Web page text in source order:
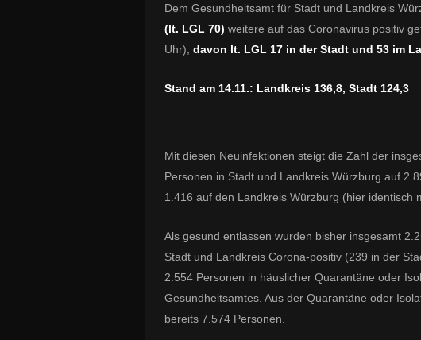
Dem Gesundheitsamt für Stadt und Landkreis
(lt. LGL 70) weitere auf das Coronavirus positiv
Uhr), davon lt. LGL 17 in der Stadt und 53 im
Stand am 14.11.: Landkreis 136,8, Stadt 124,3
Mit diesen Neuinfektionen steigt die Zahl der
Personen in Stadt und Landkreis Würzburg auf
1.416 auf den Landkreis Würzburg (hier identisch
Als gesund entlassen wurden bisher insgesamt
Stadt und Landkreis Corona-positiv (239 in der
2.554 Personen in häuslicher Quarantäne oder
Gesundheitsamtes. Aus der Quarantäne oder
bereits 7.574 Personen.